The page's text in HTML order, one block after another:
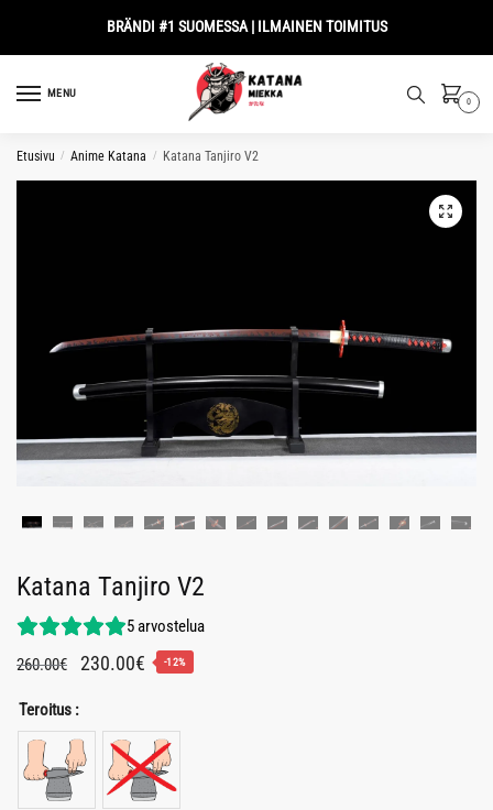
BRÄNDI #1 SUOMESSA | ILMAINEN TOIMITUS
MENU
0
Etusivu / Anime Katana / Katana Tanjiro V2
Katana Tanjiro V2
5arvostelua
260.00€
Alkuperäinen
260.00€.
230.00€ Nykyinen
230.00€.
-12%
Teroitus :